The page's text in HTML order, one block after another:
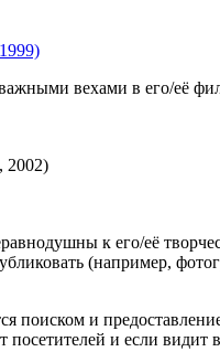
вехами в его/её
2002)
к его/её
(например,
поиском и
и если